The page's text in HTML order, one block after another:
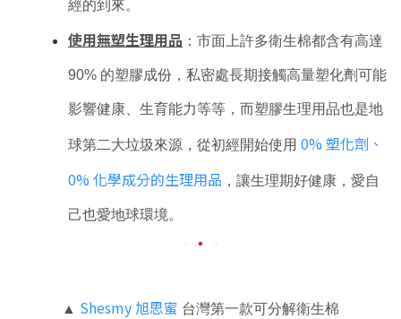
經的到來。
使用無塑生理用品 ：市面上許多衛生棉都含有高達
90% 的塑膠成份，私密處長期接觸高量塑化劑可能
影響健康、生育能力等等，而塑膠生理用品也是地
球第二大垃圾來源，從初經開始使用 0% 塑化劑、
0% 化學成分的生理用品 ，讓生理期好健康，愛自
己也愛地球環境。
▲ Shesmy 旭思蜜 台灣第一款可分解衛生棉